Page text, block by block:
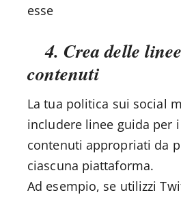
esse
4. Crea delle
contenuti
La tua politica sui social
includere linee guida per
contenuti appropriati da
ciascuna piattaforma.
Ad esempio, se utilizzi